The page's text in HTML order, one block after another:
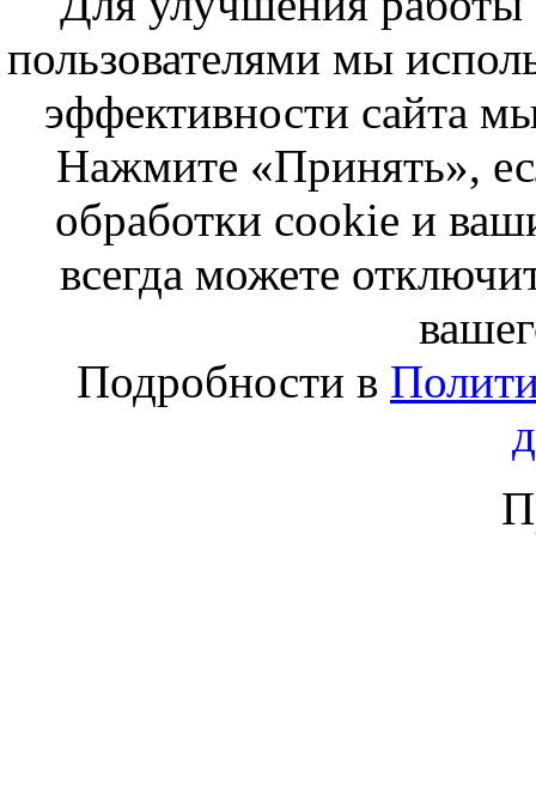
пользователями мы
эффективности сайта
Нажмите «Принять»,
обработки cookie и
всегда можете
Подробности в